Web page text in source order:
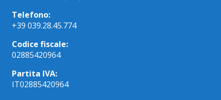
Telefono:
+39 039.28.45.774
Codice fiscale:
02885420964
Partita IVA:
IT02885420964